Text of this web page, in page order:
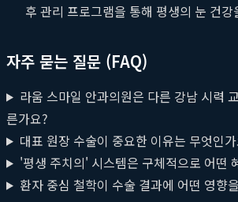
후 관리 프로그램을 통해 평생의 눈 건
자주 묻는 질문 (FAQ)
라움 스마일 안과의원은 다른 강남 시력
른가요?
대표 원장 수술이 중요한 이유는 무엇인
'평생 주치의' 시스템은 구체적으로 어떤
환자 중심 철학이 수술 결과에 어떤 영향